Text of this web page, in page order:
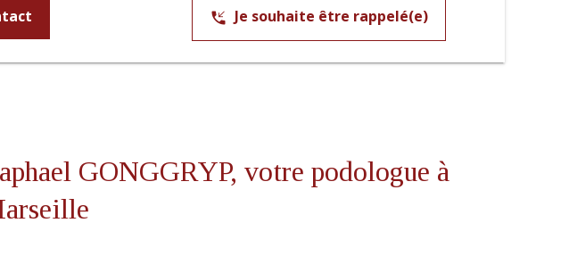
phone_callback Je souhaite être rappelé(e)
GONGGRYP, votre podologue à